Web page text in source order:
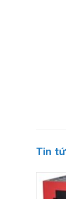
Tin